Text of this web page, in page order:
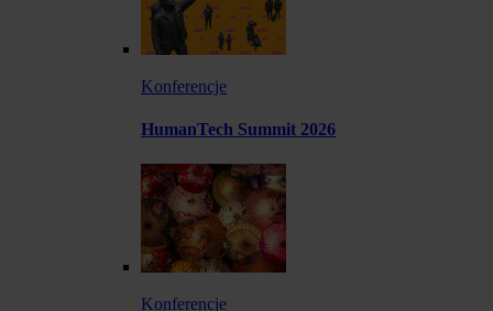
Konferencje
HumanTech Summit 2026
Konferencje